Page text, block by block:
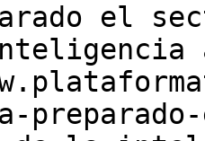
el